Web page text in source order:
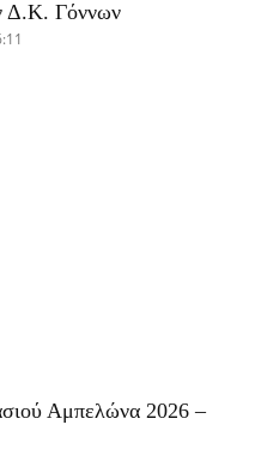
Δ.Κ. Γόννων
Αμπελώνα 2026 –